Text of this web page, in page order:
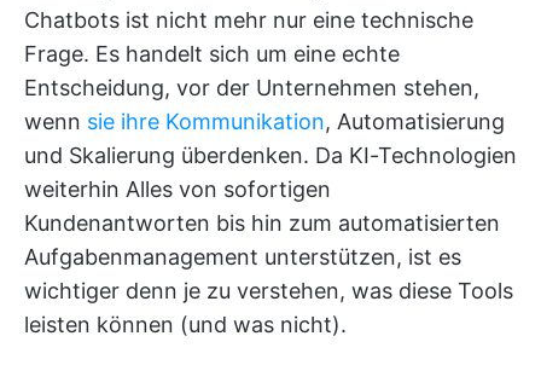
Chatbots ist nicht mehr nur eine technische
Frage. Es handelt sich um eine echte
Entscheidung, vor der Unternehmen stehen,
wenn sie ihre Kommunikation, Automatisierung
und Skalierung überdenken. Da KI-Technologien
weiterhin Alles von sofortigen
Kundenantworten bis hin zum automatisierten
Aufgabenmanagement unterstützen, ist es
wichtiger denn je zu verstehen, was diese Tools
leisten können (und was nicht).